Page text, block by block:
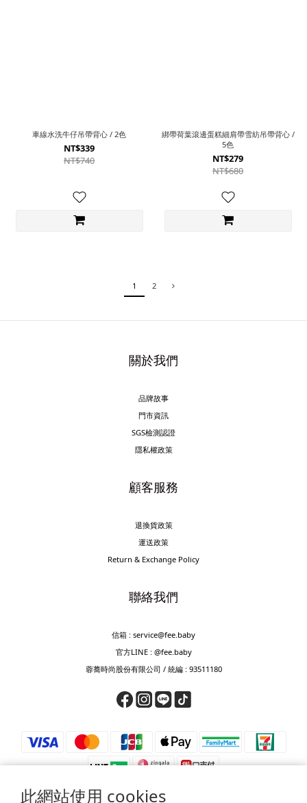
此網站使用 cookies
車線水洗牛仔吊帶背心 / 2色
NT$339
NT$740
綁帶荷葉滾邊蛋糕細肩帶雪紡吊帶背心 /
5色
NT$279
NT$680
1 2
關於我們
品牌故事
門市資訊
SGS檢測認證
隱私權政策
顧客服務
退換貨政策
運送政策
Return & Exchange Policy
聯絡我們
信箱 : service@fee.baby
官方LINE : @fee.baby
蓉蕎時尚股份有限公司 / 統編 : 93511180